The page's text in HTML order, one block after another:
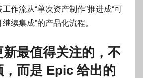
作流从“单次资产制作”推进成“可
续集成”的产品化流程。
新最值得关注的，不
，而是 Epic 给出的